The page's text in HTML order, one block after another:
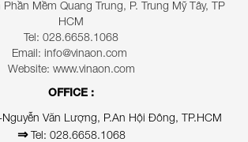
Mềm Quang Trung, P. Trung Mỹ Tây, TP
HCM
Tel: 028.6658.1068
Email: info@vinaon.com
Website: www.vinaon.com
OFFICE :
Văn Lượng, P.An Hội Đông, TP.HCM
⇒ Tel: 028.6658.1068